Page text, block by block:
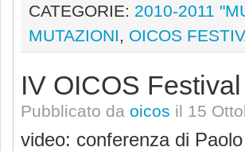
CATEGORIE: 2010-2011
MUTAZIONI, OICOS
IV OICOS
Pubblicato da oicos il 15
video: conferenza di